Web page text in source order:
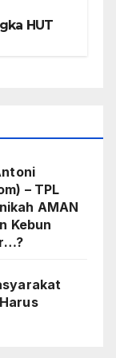
HUT
– TPL
AMAN
Kebun